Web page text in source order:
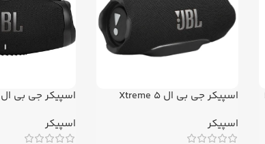
اسپیکر جی بی ال Xtreme 5
اسپیکر
اسپیکر